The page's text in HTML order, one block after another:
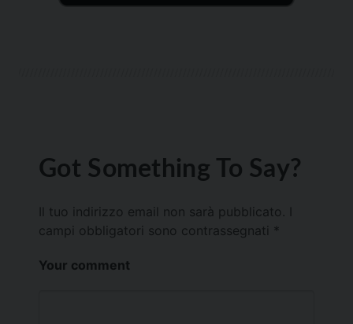
Got Something To Say?
Il tuo indirizzo email non sarà pubblicato.
campi obbligatori sono contrassegnati *
Your comment